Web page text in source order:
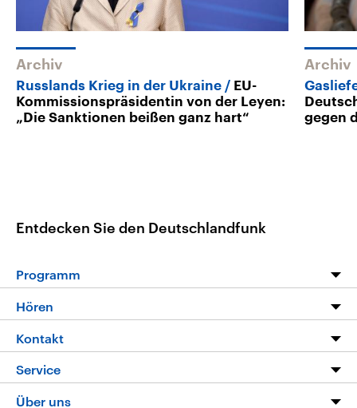
Archiv
Russlands Krieg in der Ukraine
EU-
Kommissionspräsidentin von der Leyen:
„Die Sanktionen beißen ganz hart“
Archiv
gegen
Entdecken Sie den Deutschlandfunk
Programm
Die Nachrichten
Nachrichtenleicht
Neue Beiträge auf dlf.de
Hören
Livestream
Podcasts
Kontakt
Hörerservice
Service
FAQ
Über uns